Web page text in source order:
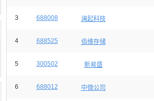
3 688008 澜起科技
4 688525 佰维存储
5 300502 新易盛
6 688012 中微公司